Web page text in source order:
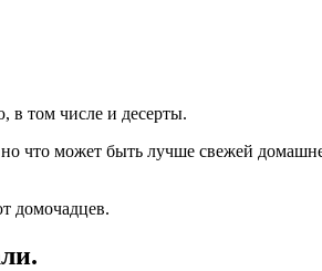
в том числе и десерты.
что может быть лучше свежей
домочадцев.